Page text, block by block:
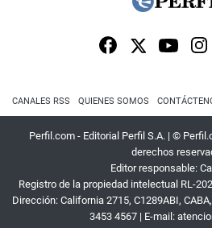
CANALES RSS QUIENES SOMOS
Perfil.com - Editorial Perfil S.A. | ©
derechos
Editor responsable:
Registro de la propiedad intelectual RL-
Dirección: California 2715, C1289ABI,
3453 4567 | E-mail: